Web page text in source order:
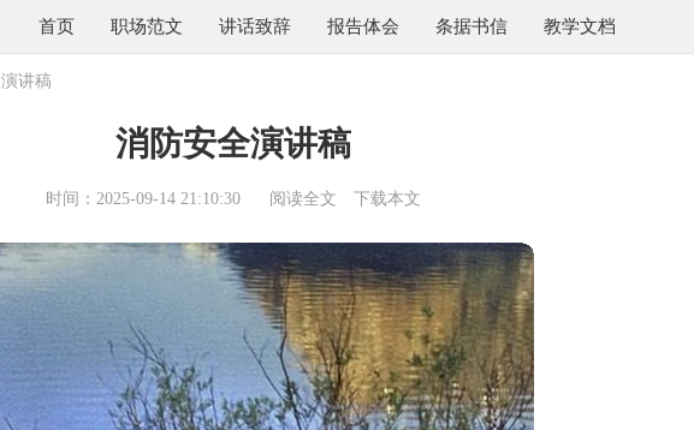
首页 职场范文 讲话致辞 报告体会 条据书信 教学文档
演讲稿
消防安全演讲稿
时间：2025-09-14 21:10:30 阅读全文 下载本文